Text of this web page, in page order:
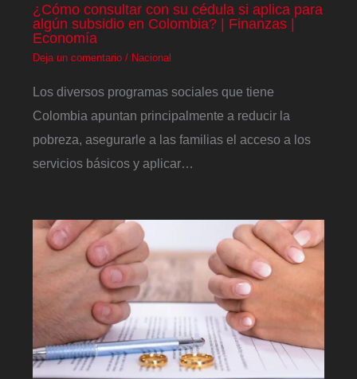
¿Cómo consultar con su cédula si aplica para
algún subsidio en Colombia? | Finanzas |
Economía
Deja un comentario / Nacional
Los diversos programas sociales que tiene
Colombia apuntan principalmente a reducir la
pobreza, asegurarle a las familias el acceso a los
servicios básicos y aplicar…